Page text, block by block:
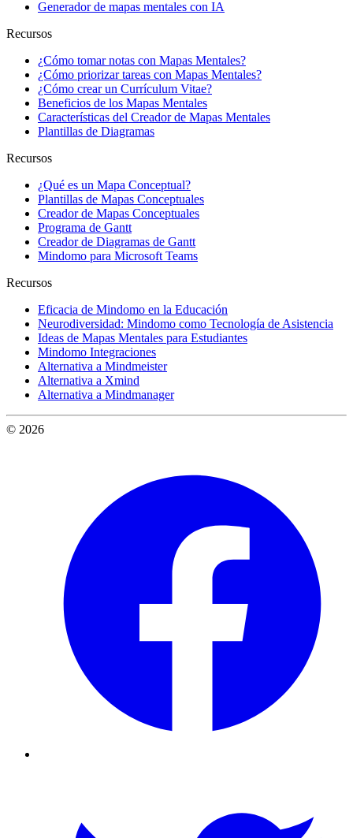
Generador de mapas mentales con IA
Recursos
¿Cómo tomar notas con Mapas Mentales?
¿Cómo priorizar tareas con Mapas Mentales?
¿Cómo crear un Currículum Vitae?
Beneficios de los Mapas Mentales
Características del Creador de Mapas Mentales
Plantillas de Diagramas
Recursos
¿Qué es un Mapa Conceptual?
Plantillas de Mapas Conceptuales
Creador de Mapas Conceptuales
Programa de Gantt
Creador de Diagramas de Gantt
Mindomo para Microsoft Teams
Recursos
Eficacia de Mindomo en la Educación
Neurodiversidad: Mindomo como Tecnología de Asistencia
Ideas de Mapas Mentales para Estudiantes
Mindomo Integraciones
Alternativa a Mindmeister
Alternativa a Xmind
Alternativa a Mindmanager
© 2026